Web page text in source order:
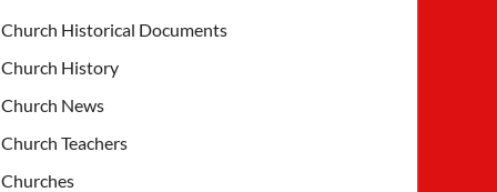
Church Historical Documents
Church History
Church News
Church Teachers
Churches